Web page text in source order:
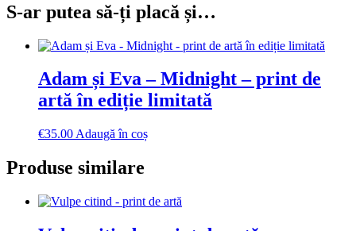
S-ar putea să-ți placă și…
Adam și Eva – Midnight – print de
artă în ediție limitată
€35.00 Adaugă în coș
Produse similare